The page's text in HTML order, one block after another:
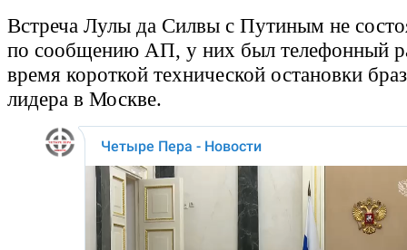
Встреча Лулы да Силвы с Путиным не
по сообщению АП, у них был телефонный
время короткой технической остановки
лидера в Москве.